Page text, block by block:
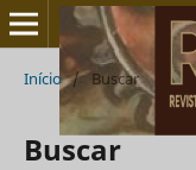
Início / Buscar
Buscar